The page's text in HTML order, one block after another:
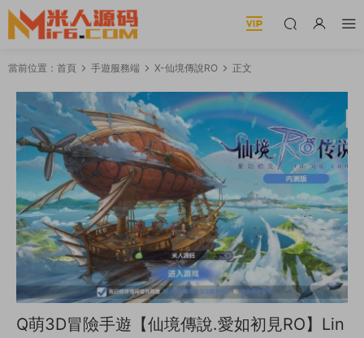
當前位置： 首頁 手遊服務端 X-仙境傳說RO 正文
Q萌3D冒險手遊【仙境傳說.愛如初見RO】Lin